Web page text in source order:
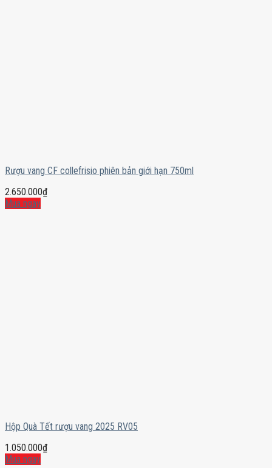
Rượu vang CF collefrisio phiên bản giới hạn 750ml
2.650.000₫
Mua ngay
Hộp Quà Tết rượu vang 2025 RV05
1.050.000₫
Mua ngay